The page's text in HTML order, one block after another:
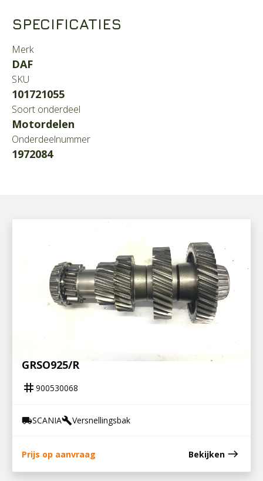
SPECIFICATIES
Merk
DAF
SKU
101721055
Soort onderdeel
Motordelen
Onderdeelnummer
1972084
900530068
NEVENAS GRS895/R, GRS/GRSO905/R,
GRSO925/R
tag 900530068
local_shippingSCANIAbuildVersnellingsbak
Prijs op aanvraag Bekijken east